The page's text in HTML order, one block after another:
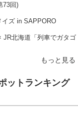
73回)
ズ in SAPPORO
JR北海道「列車でガタゴ
もっと見る
ットランキング